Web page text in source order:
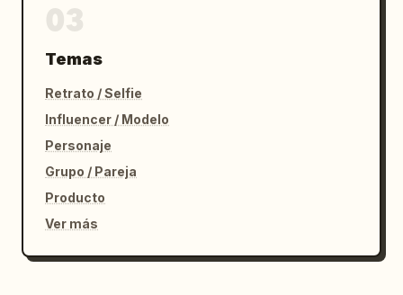
Temas
Retrato / Selfie
Influencer / Modelo
Personaje
Grupo / Pareja
Producto
Ver más